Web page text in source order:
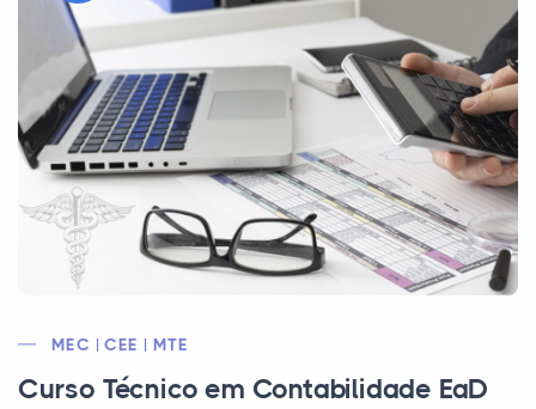
MEC | CEE | MTE
Curso Técnico em Contabilidade EaD